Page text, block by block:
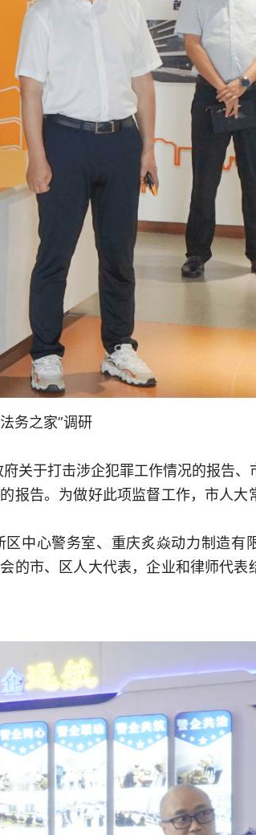
务之家”调研
关于打击涉企犯罪工作情况的报告、
报告。为做好此项监督工作，市人大
中心警务室、重庆炙焱动力制造有
的市、区人大代表，企业和律师代表